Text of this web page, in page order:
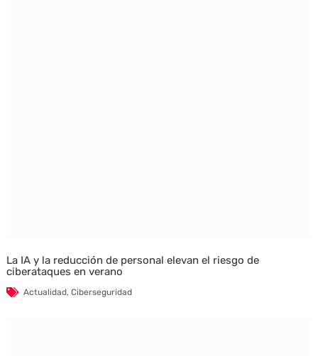
La IA y la reducción de personal elevan el riesgo de
ciberataques en verano
Actualidad, Ciberseguridad